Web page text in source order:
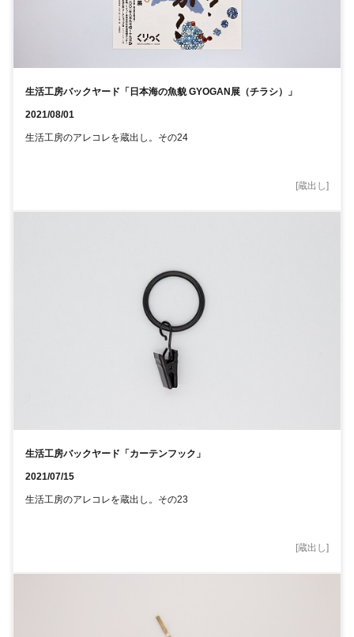
生活工房バックヤード「日本海の魚貌 GYOGAN展（チラシ）」
2021/08/01
生活工房のアレコレを蔵出し。その24
[蔵出し]
生活工房バックヤード「カーテンフック」
2021/07/15
生活工房のアレコレを蔵出し。その23
[蔵出し]